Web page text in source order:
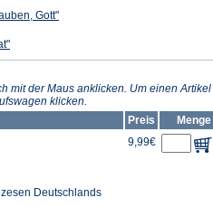
Gott"in
Tab)
in
einem
Tab)
mit der Maus anklicken. Um einen Artikel
klicken.
Preis
Menge
Deutschlands
9,99€